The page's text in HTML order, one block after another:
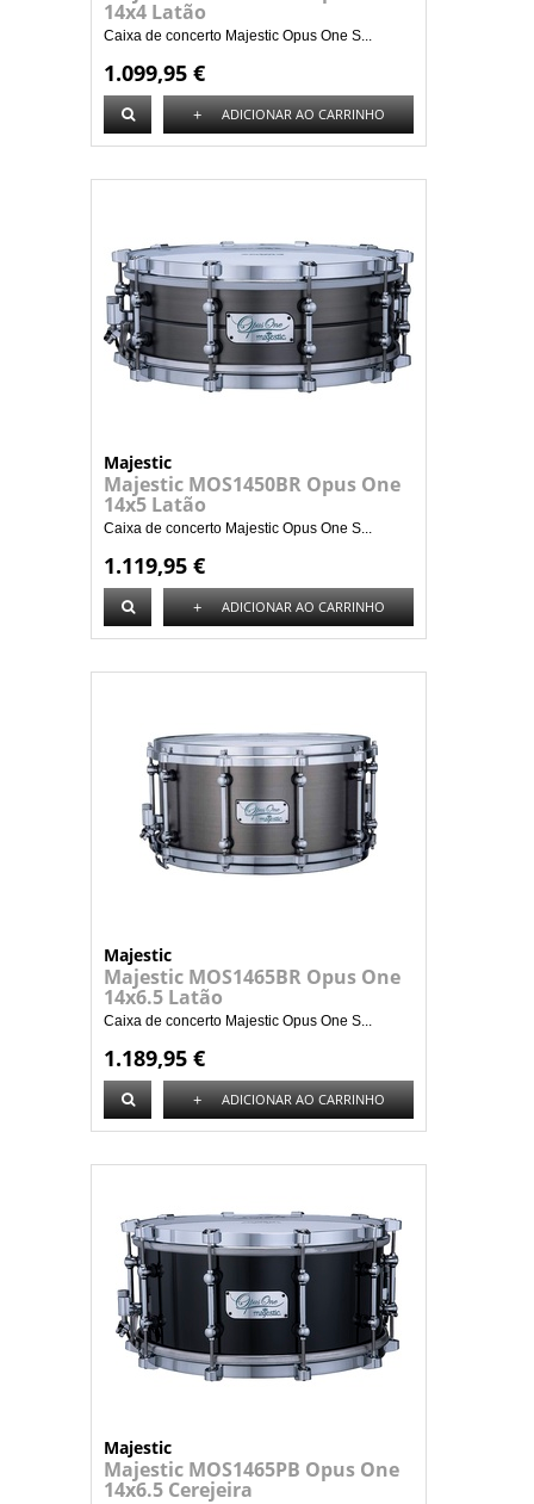
14x4 Latão
Caixa de concerto Majestic Opus One S...
1.099,95 €
+ ADICIONAR AO CARRINHO
Majestic
Majestic MOS1450BR Opus One
14x5 Latão
Caixa de concerto Majestic Opus One S...
1.119,95 €
+ ADICIONAR AO CARRINHO
Majestic
Majestic MOS1465BR Opus One
14x6.5 Latão
Caixa de concerto Majestic Opus One S...
1.189,95 €
+ ADICIONAR AO CARRINHO
Majestic
Majestic MOS1465PB Opus One
14x6.5 Cerejeira